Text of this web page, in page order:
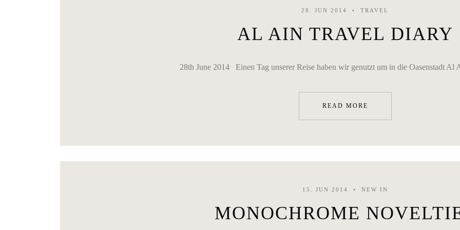
28. JUN 2014 TRAVEL
AL AIN TRAVEL DIARY
28th June 2014 Einen Tag unserer Reise haben wir genutzt um in die Oasenstadt Al
READ MORE
15. JUN 2014 NEW IN
MONOCHROME